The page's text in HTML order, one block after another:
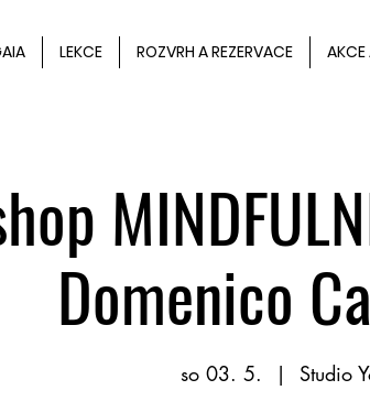
LEKCE ROZVRH A REZERVACE AKCE
Domenico
so 03. 5.
  |
Studio